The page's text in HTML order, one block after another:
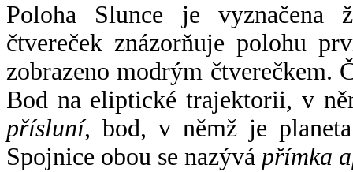
Poloha Slunce je vyznačena
čtvereček znázorňuje polohu
zobrazeno modrým čtverečkem.
Bod na eliptické trajektorii, v
přísluní, bod, v němž je
Spojnice obou se nazývá přímka